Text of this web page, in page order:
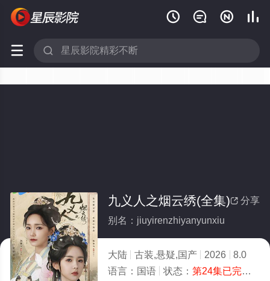
   
 
 分享
九义人之烟云绣(全集)
别名：jiuyirenzhiyanyunxiu
大陆 古装,悬疑,国产 2026
8.0
语言： 国语 状态： 第24集已完结